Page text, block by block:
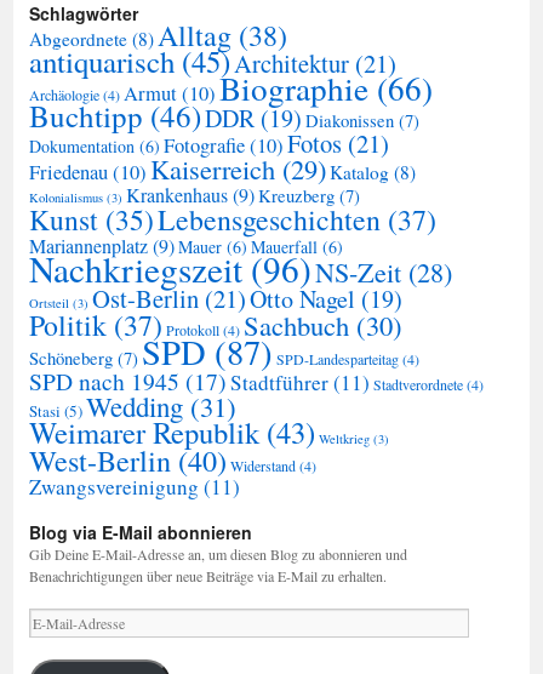
Schlagwörter
Abgeordnete (8)Alltag (38)
antiquarisch (45)Architektur (21)
Archäologie(4)Armut(10)Biographie(66)
Buchtipp (46)DDR (19) Diakonissen (7)
Dokumentation (6) Fotografie(10)Fotos (21)
Friedenau(10)Kaiserreich(29)Katalog (8)
Kolonialismus (3) Krankenhaus(9)Kreuzberg (7)
Kunst (35)Lebensgeschichten (37)
Mariannenplatz(9)Mauer (6) Mauerfall (6)
Nachkriegszeit(96)NS-Zeit (28)
Ortsteil (3) Ost-Berlin (21)Otto Nagel (19)
Politik (37) Protokoll(4) Sachbuch (30)
Schöneberg (7) SPD(87) SPD-Landesparteitag(4)
SPD nach 1945 (17)Stadtführer(11) Stadtverordnete(4)
Stasi (5)Wedding (31)
Weimarer Republik(43) Weltkrieg (3)
West-Berlin (40) Widerstand(4)
Zwangsvereinigung (11)
Blog via E-Mail abonnieren
Gib Deine E-Mail-Adresse an, um diesen Blog zu abonnieren und
Benachrichtigungen über neue Beiträge via E-Mail zu erhalten.
E-
Mail-
Adresse